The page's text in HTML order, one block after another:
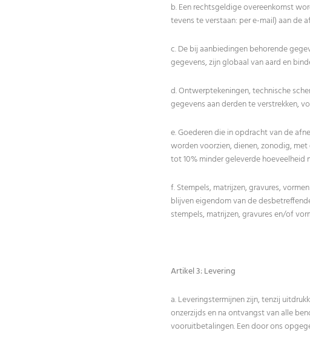
b. Een rechtsgeldige overeenkomst
tevens te verstaan: per e-mail) aan de
c. De bij aanbiedingen behorende
gegevens, zijn globaal van aard en
d. Ontwerptekeningen, technische
gegevens aan derden te verstrekken,
e. Goederen die in opdracht van de
worden voorzien, dienen, zonodig,
tot 10% minder geleverde
f. Stempels, matrijzen, gravures,
blijven eigendom van de
stempels, matrijzen, gravures en/of
Artikel 3: Levering
a. Leveringstermijnen zijn, tenzij
onzerzijds en na ontvangst van alle
vooruitbetalingen. Een door ons